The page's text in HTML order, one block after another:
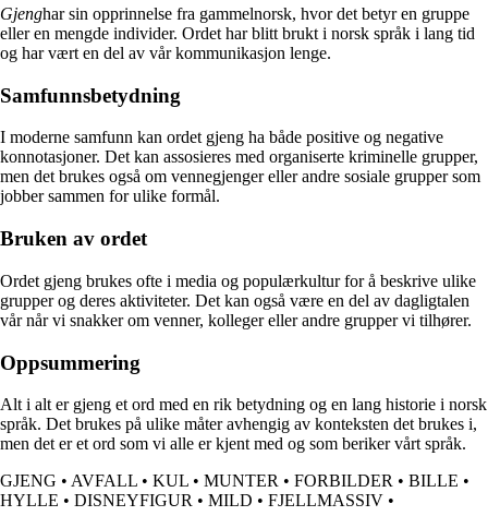
Gjenghar sin opprinnelse fra gammelnorsk, hvor det betyr en gruppe
eller en mengde individer. Ordet har blitt brukt i norsk språk i lang tid
og har vært en del av vår kommunikasjon lenge.
Samfunnsbetydning
I moderne samfunn kan ordet gjeng ha både positive og negative
konnotasjoner. Det kan assosieres med organiserte kriminelle grupper,
men det brukes også om vennegjenger eller andre sosiale grupper som
jobber sammen for ulike formål.
Bruken av ordet
Ordet gjeng brukes ofte i media og populærkultur for å beskrive ulike
grupper og deres aktiviteter. Det kan også være en del av dagligtalen
vår når vi snakker om venner, kolleger eller andre grupper vi tilhører.
Oppsummering
Alt i alt er gjeng et ord med en rik betydning og en lang historie i norsk
språk. Det brukes på ulike måter avhengig av konteksten det brukes i,
men det er et ord som vi alle er kjent med og som beriker vårt språk.
GJENG • AVFALL • KUL • MUNTER • FORBILDER • BILLE •
HYLLE • DISNEYFIGUR • MILD • FJELLMASSIV •